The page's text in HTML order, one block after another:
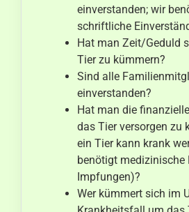
einverstanden; wir
schriftliche
Hat man Zeit/Geduld
Tier zu kümmern?
Sind alle
einverstanden?
Hat man die
das Tier versorgen zu
ein Tier kann krank
benötigt medizinische
Impfungen)?
Wer kümmert sich im